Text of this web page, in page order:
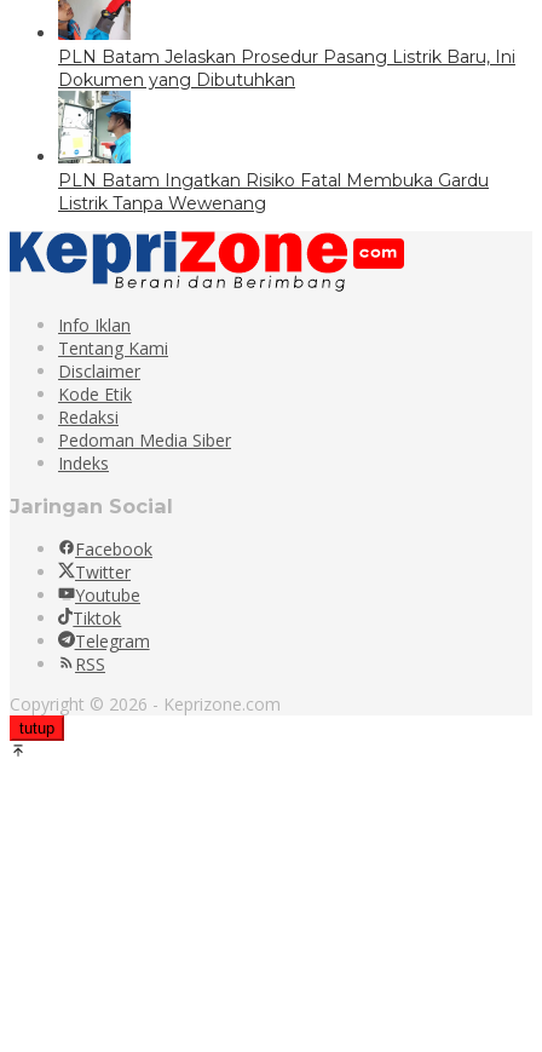
PLN Batam Jelaskan Prosedur Pasang Listrik Baru, Ini
Dokumen yang Dibutuhkan
PLN Batam Ingatkan Risiko Fatal Membuka Gardu
Listrik Tanpa Wewenang
Info Iklan
Tentang Kami
Disclaimer
Kode Etik
Redaksi
Pedoman Media Siber
Indeks
Jaringan Social
Facebook
Twitter
Youtube
Tiktok
Telegram
RSS
Copyright © 2026 - Keprizone.com
tutup